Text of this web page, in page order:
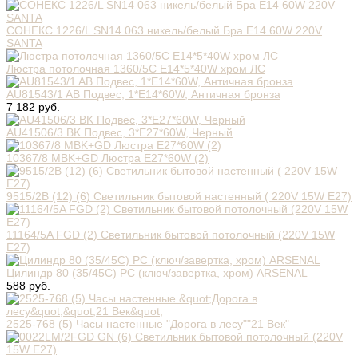
СОНЕКС 1226/L SN14 063 никель/белый Бра E14 60W 220V
SANTA
Люстра потолочная 1360/5C E14*5*40W хром ЛС
AU81543/1 AB Подвес, 1*E14*60W, Античная бронза
7 182 руб.
AU41506/3 BK Подвес, 3*E27*60W, Черный
10367/8 MBK+GD Люстра E27*60W (2)
9515/2В (12) (6) Светильник бытовой настенный ( 220V 15W E27)
11164/5A FGD (2) Светильник бытовой потолочный (220V 15W
E27)
Цилиндр 80 (35/45C) РС (ключ/завертка, хром) ARSENAL
588 руб.
2525-768 (5) Часы настенные "Дорога в лесу""21 Век"